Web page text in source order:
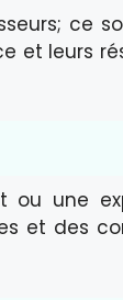
ce
et leurs
ou une
et des